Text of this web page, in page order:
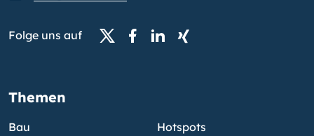
Folge uns auf
Themen
Bau
Hotspots